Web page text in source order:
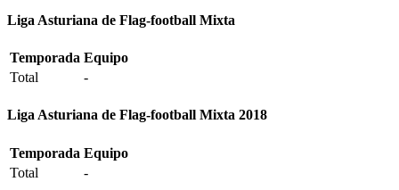
Liga Asturiana de Flag-football Mixta
Temporada Equipo
Total
-
Liga Asturiana de Flag-football Mixta 2018
Temporada Equipo
Total
-